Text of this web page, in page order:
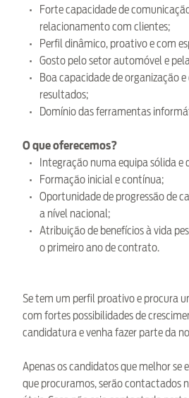
Forte capacidade de
relacionamento com clientes;
Perfil dinâmico, proativo e com
Gosto pelo setor automóvel e
Boa capacidade de organização
resultados;
Domínio das ferramentas
O que oferecemos?
Integração numa equipa sólida e
Formação inicial e contínua;
Oportunidade de progressão de
a nível nacional;
Atribuição de benefícios à vida
o primeiro ano de contrato.
Se tem um perfil proativo e procura
com fortes possibilidades de
candidatura e venha fazer parte da
Apenas os candidatos que melhor se
que procuramos, serão contactados